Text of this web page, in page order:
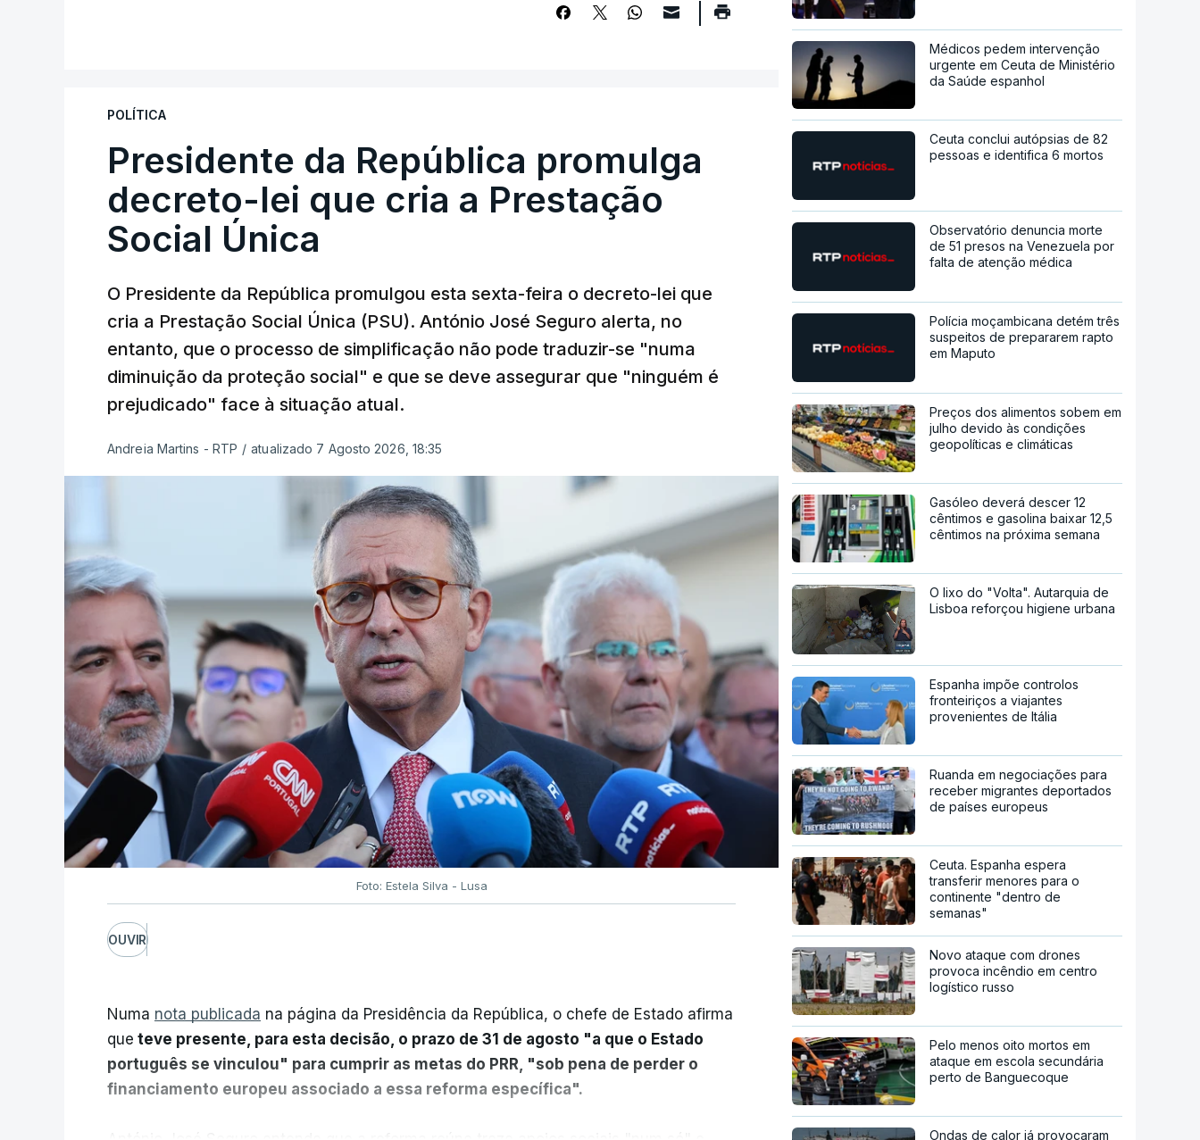
POLÍTICA
Presidente da República promulga
decreto-lei que cria a Prestação
Social Única
O Presidente da República promulgou esta sexta-feira o decreto-lei que
cria a Prestação Social Única (PSU). António José Seguro alerta, no
entanto, que o processo de simplificação não pode traduzir-se "numa
diminuição da proteção social" e que se deve assegurar que "ninguém é
prejudicado" face à situação atual.
Andreia Martins - RTP / atualizado 7 Agosto 2026, 18:35
Foto: Estela Silva - Lusa
OUVIR
Numa nota publicada na página da Presidência da República, o chefe de Estado afirma
que teve presente, para esta decisão, o prazo de 31 de agosto "a que o Estado
português se vinculou" para cumprir as metas do PRR, "sob pena de perder o
financiamento europeu associado a essa reforma específica".
Médicos pedem intervenção
urgente em Ceuta de Ministério
da Saúde espanhol
Ceuta conclui autópsias de 82
pessoas e identifica 6 mortos
Observatório denuncia morte
de 51 presos na Venezuela por
falta de atenção médica
Polícia moçambicana detém três
suspeitos de prepararem rapto
em Maputo
Preços dos alimentos sobem em
julho devido às condições
geopolíticas e climáticas
Gasóleo deverá descer 12
cêntimos e gasolina baixar 12,5
cêntimos na próxima semana
O lixo do "Volta". Autarquia de
Lisboa reforçou higiene urbana
Espanha impõe controlos
fronteiriços a viajantes
provenientes de Itália
Ruanda em negociações para
receber migrantes deportados
de países europeus
Ceuta. Espanha espera
transferir menores para o
continente "dentro de
semanas"
Novo ataque com drones
provoca incêndio em centro
logístico russo
Pelo menos oito mortos em
ataque em escola secundária
perto de Banguecoque
Ondas de calor já provocaram